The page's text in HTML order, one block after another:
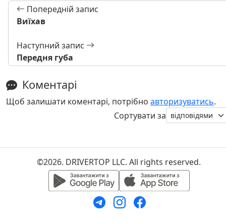
Попередній запис
Виїхав
Наступний запис
Передня губа
Коментарі
Щоб залишати коментарі, потрібно авторизуватись.
Сортувати за
©2026. DRIVERTOP LLC. All rights reserved.